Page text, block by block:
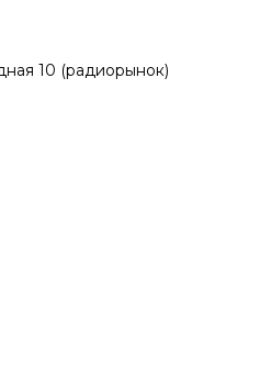
10 (радиорынок)